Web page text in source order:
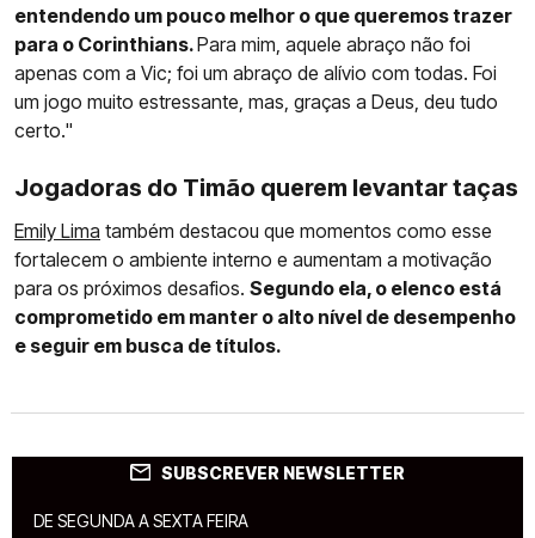
entendendo um pouco melhor o que queremos trazer
para o Corinthians.Para mim, aquele abraço não foi
apenas com a Vic; foi um abraço de alívio com todas. Foi
um jogo muito estressante, mas, graças a Deus, deu tudo
certo."
Jogadoras do Timão querem levantar taças
Emily Lima também destacou que momentos como esse
fortalecem o ambiente interno e aumentam a motivação
para os próximos desafios. Segundo ela, o elenco está
comprometido em manter o alto nível de desempenho
e seguir em busca de títulos.
SUBSCREVER NEWSLETTER
DE SEGUNDA A SEXTA FEIRA